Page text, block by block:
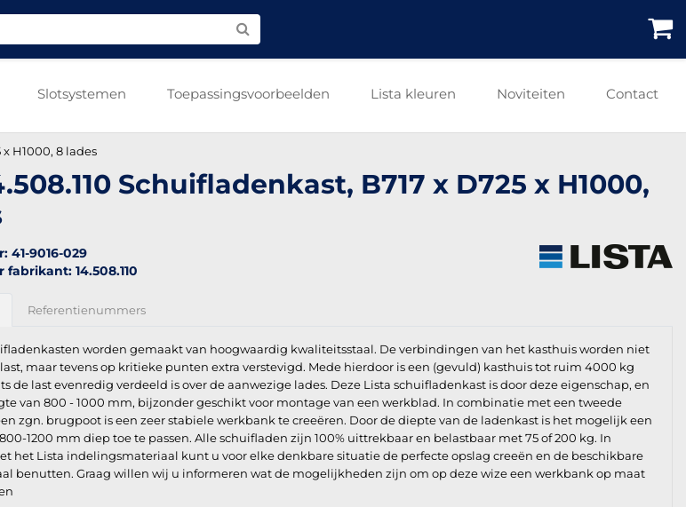
Slotsystemen Toepassingsvoorbeelden Lista kleuren Noviteiten Contact
x H1000, 8 lades
Schuifladenkast, B717 x D725 x H1000,
41-9016-029
14.508.110
Referentienummers
worden gemaakt van hoogwaardig kwaliteitsstaal. De verbindingen van het kasthuis worden niet
maar tevens op kritieke punten extra verstevigd. Mede hierdoor is een (gevuld) kasthuis tot ruim 4000 kg
de last evenredig verdeeld is over de aanwezige lades. Deze Lista schuifladenkast is door deze eigenschap, en
van 800 - 1000 mm, bijzonder geschikt voor montage van een werkblad. In combinatie met een tweede
zgn. brugpoot is een zeer stabiele werkbank te creeëren. Door de diepte van de ladenkast is het mogelijk een
1200 mm diep toe te passen. Alle schuifladen zijn 100% uittrekbaar en belastbaar met 75 of 200 kg. In
het Lista indelingsmateriaal kunt u voor elke denkbare situatie de perfecte opslag creeën en de beschikbare
benutten. Graag willen wij u informeren wat de mogelijkheden zijn om op deze wize een werkbank op maat